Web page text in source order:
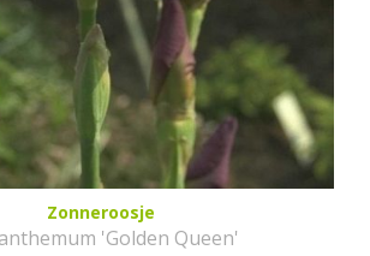
Zonneroosje
'Golden Queen'